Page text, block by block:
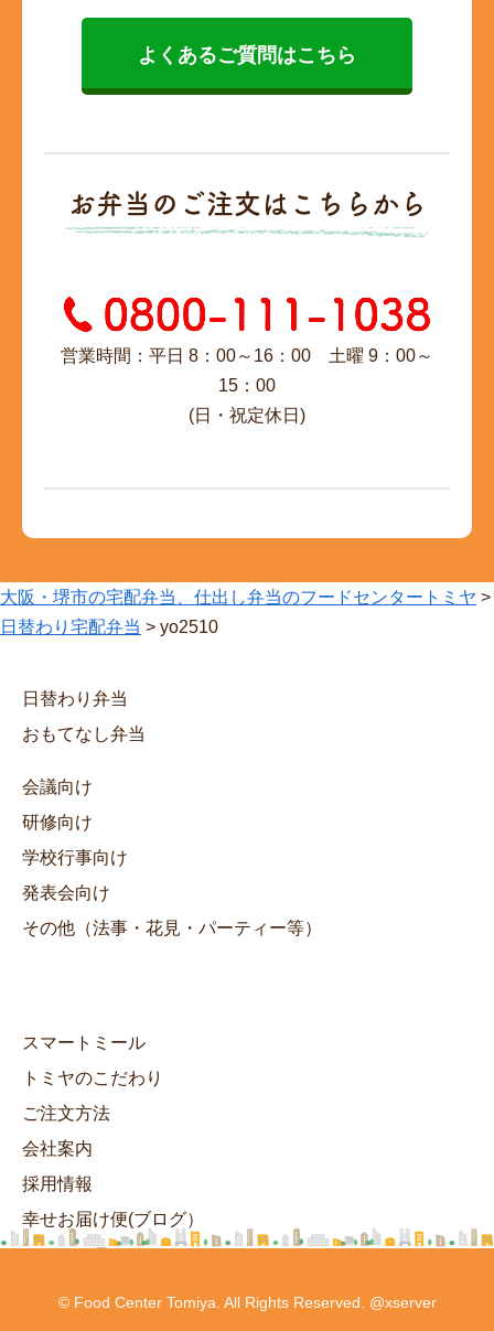
よくあるご質問はこちら
お弁当のご注文はこちらから
営業時間：平日 8：00～16：00 土曜 9：00～
15：00
(日・祝定休日)
大阪・堺市の宅配弁当、仕出し弁当のフードセンタートミヤ >
日替わり宅配弁当 > yo2510
日替わり弁当
おもてなし弁当
会議向け
研修向け
学校行事向け
発表会向け
その他（法事・花見・パーティー等）
スマートミール
トミヤのこだわり
ご注文方法
会社案内
採用情報
幸せお届け便(ブログ）
ヘルシーランチ
© Food Center Tomiya. All Rights Reserved. @xserver